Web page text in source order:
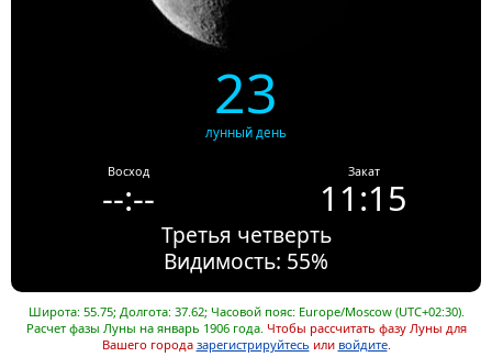
23
лунный день
Восход
--:--
Закат
11:15
Третья четверть
Видимость: 55%
Широта: 55.75; Долгота: 37.62; Часовой пояс: Europe/Moscow (UTC+02:30).
Расчет фазы Луны на январь 1906 года. Чтобы рассчитать фазу Луны для
Вашего города зарегистрируйтесь или войдите.